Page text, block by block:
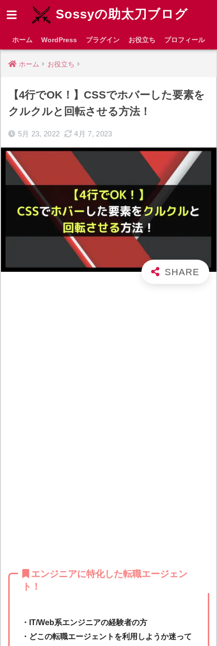
Sossyの助太刀ブログ
ホーム WordPress プラグイン お役立ち プロフィール
ホーム お役立ち
【4行でOK！】CSSでホバーした要素を
クルクルと回転させる方法！
5月 23, 2022 4月 7, 2023
エンジニアに特化した転職エージェン
ト！
・IT/Web系エンジニアの経験者の方
・どこの転職エージェントを利用しようか迷って